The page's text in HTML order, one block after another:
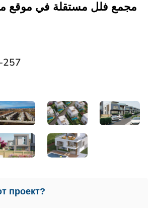
مجمع فلل مستقلة في موقع
257
проект?